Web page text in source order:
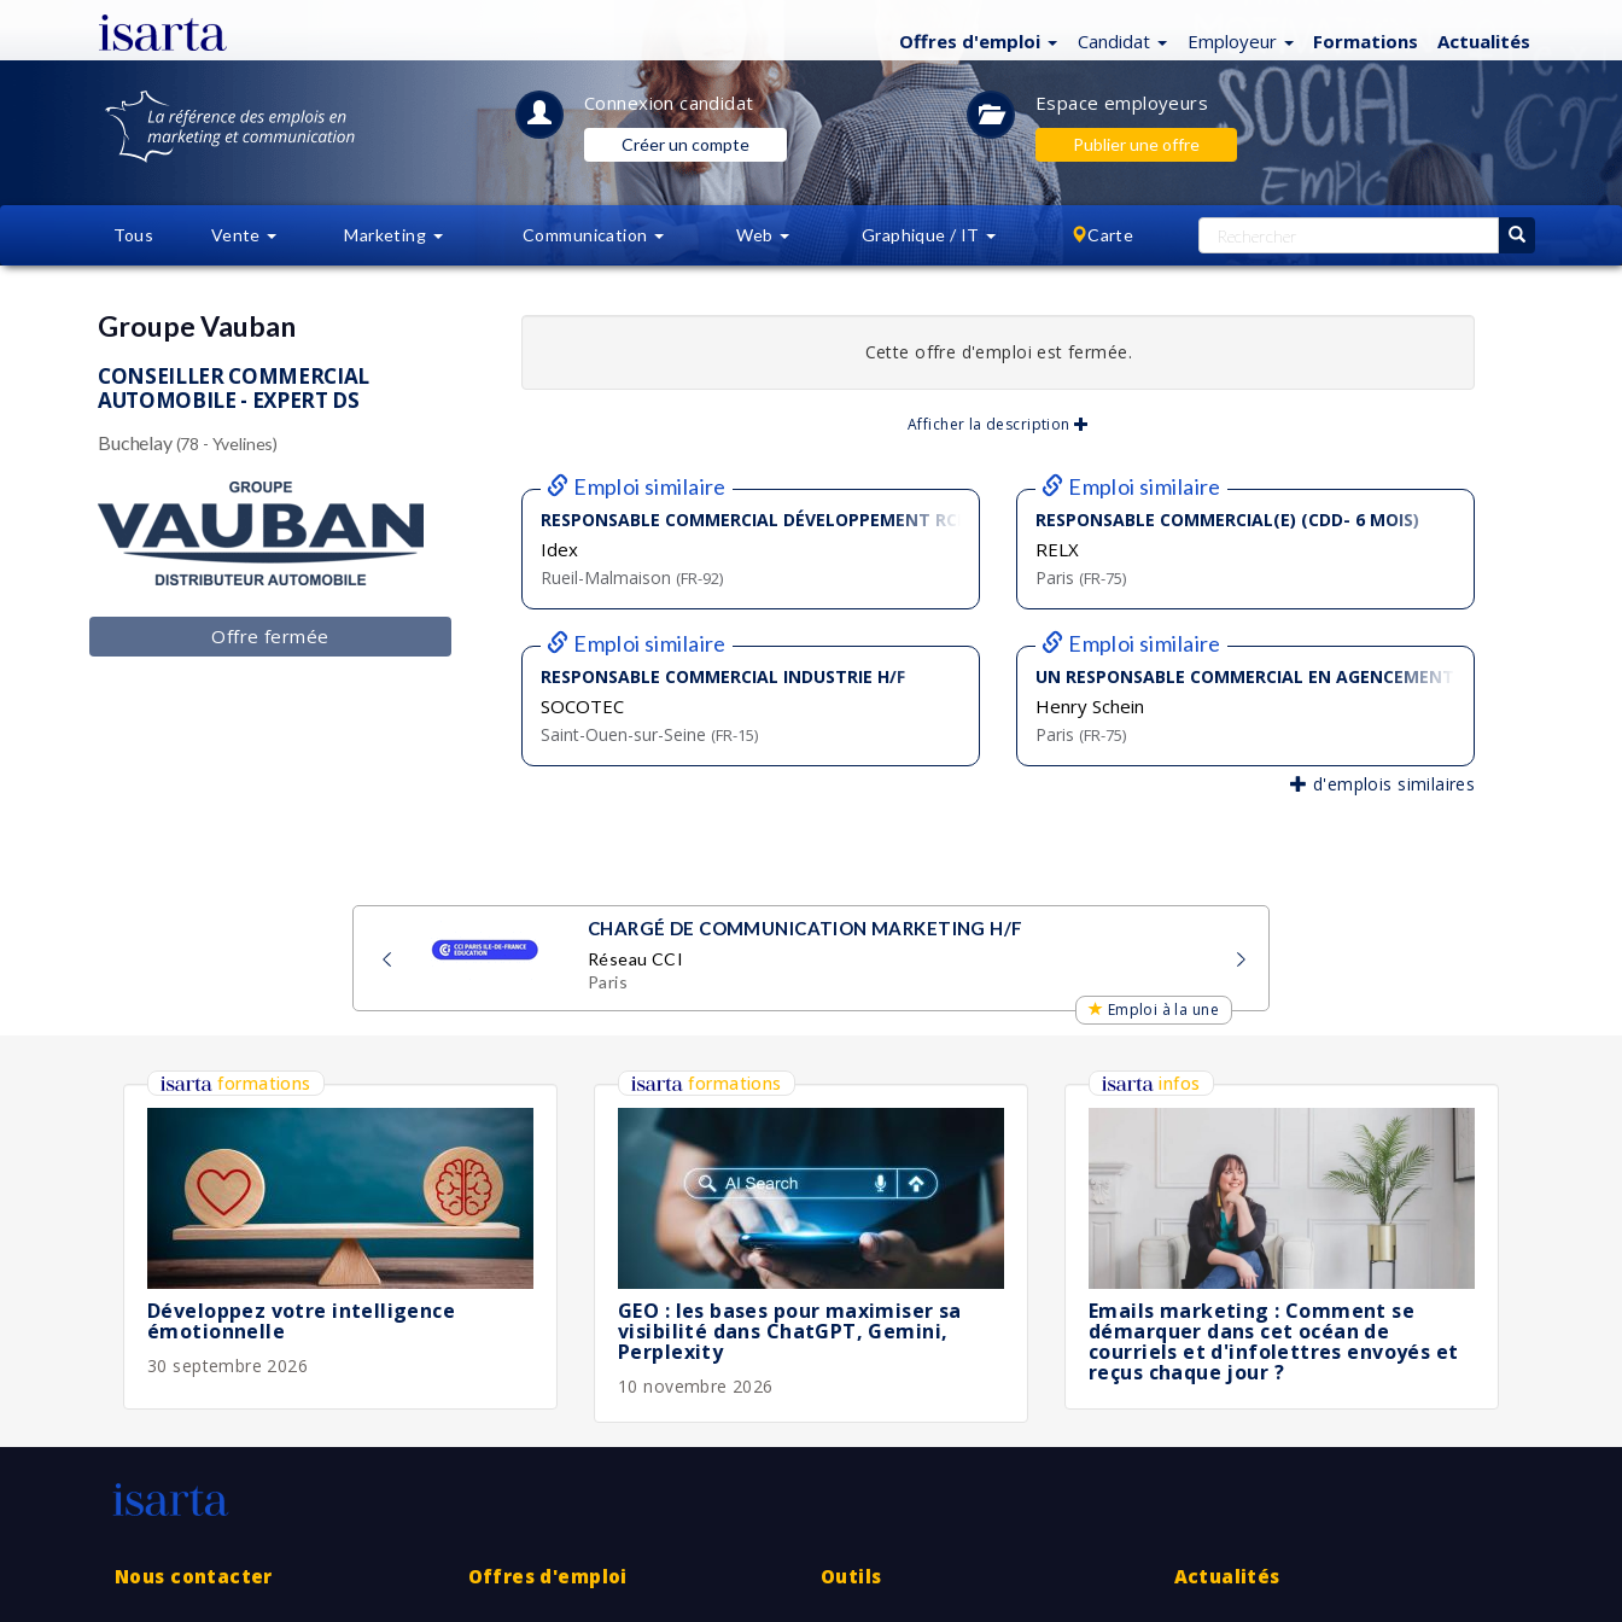
Offres d'emploi Candidat Employeur Formations Actualités
Connexioncandidat
Créer un compte
Espace employeurs
Publier une offre
Tous Vente Marketing Communication Web Graphique / IT Carte
Groupe Vauban
CONSEILLER COMMERCIAL
AUTOMOBILE - EXPERT DS
Buchelay(78 - Yvelines)
Offre fermée
Cette offre d'emploi est fermée.
Afficher la description
Emploi similaire
RESPONSABLE COMMERCIAL DÉVELOPPEMENT RCF F/H
Idex
Rueil-Malmaison (FR-92)
Emploi similaire
RESPONSABLE COMMERCIAL(E) (CDD- 6 MOIS)
RELX
Paris (FR-75)
Emploi similaire
RESPONSABLE COMMERCIAL INDUSTRIE H/F
SOCOTEC
Saint-Ouen-sur-Seine (FR-15)
Emploi similaire
UN RESPONSABLE COMMERCIAL EN AGENCEMENT DE CABINET
Henry Schein
Paris (FR-75)
d'emplois similaires
CHARGÉ DE COMMUNICATION MARKETING H/F
Réseau CCI
Paris
Emploi à la une
formations
Développez votre intelligence
émotionnelle
30 septembre 2026
formations
GEO : les bases pour maximiser sa
visibilité dans ChatGPT, Gemini,
Perplexity
10 novembre 2026
infos
Emails marketing : Comment se
démarquer dans cet océan de
courriels et d'infolettres envoyés et
reçus chaque jour ?
Nous contacter Offres d'emploi Outils Actualités